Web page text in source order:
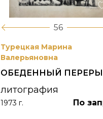
56
Турецкая Марина
Валерьяновна
ОБЕДЕННЫЙ
литография
1973 г. По